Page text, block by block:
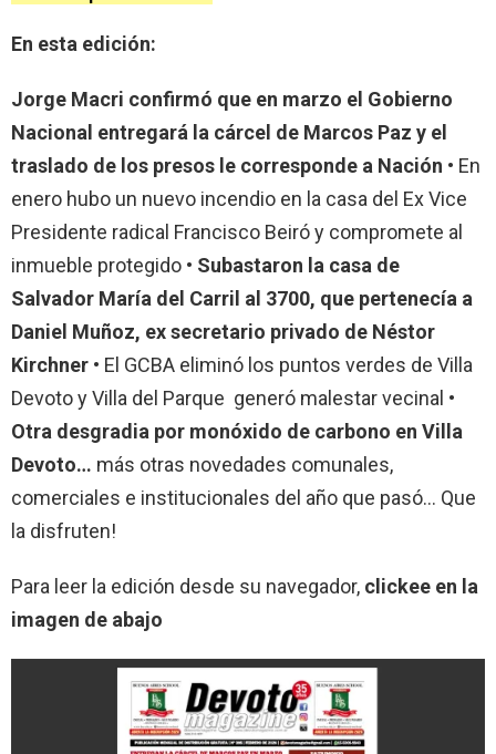
En esta edición:
Jorge Macri confirmó que en marzo el Gobierno
Nacional entregará la cárcel de Marcos Paz y el
traslado de los presos le corresponde a Nación • En
enero hubo un nuevo incendio en la casa del Ex Vice
Presidente radical Francisco Beiró y compromete al
inmueble protegido • Subastaron la casa de
Salvador María del Carril al 3700, que pertenecía a
Daniel Muñoz, ex secretario privado de Néstor
Kirchner • El GCBA eliminó los puntos verdes de Villa
Devoto y Villa del Parque generó malestar vecinal •
Otra desgradia por monóxido de carbono en Villa
Devoto… más otras novedades comunales,
comerciales e institucionales del año que pasó… Que
la disfruten!
Para leer la edición desde su navegador, clickee en la
imagen de abajo